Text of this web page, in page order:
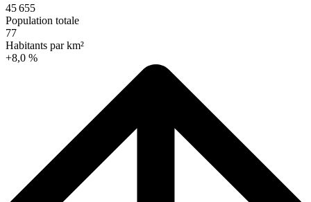
45 655
Population totale
77
Habitants par km²
+8,0 %